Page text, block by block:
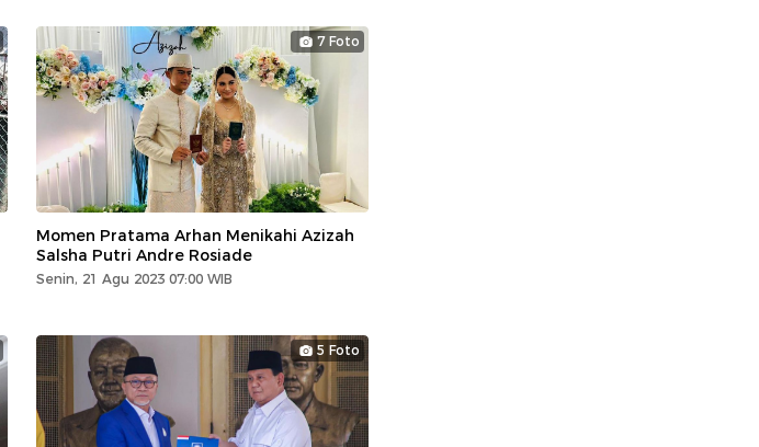
7 Foto
Momen Pratama Arhan Menikahi Azizah
Salsha Putri Andre Rosiade
Senin, 21 Agu 2023 07:00 WIB
5 Foto